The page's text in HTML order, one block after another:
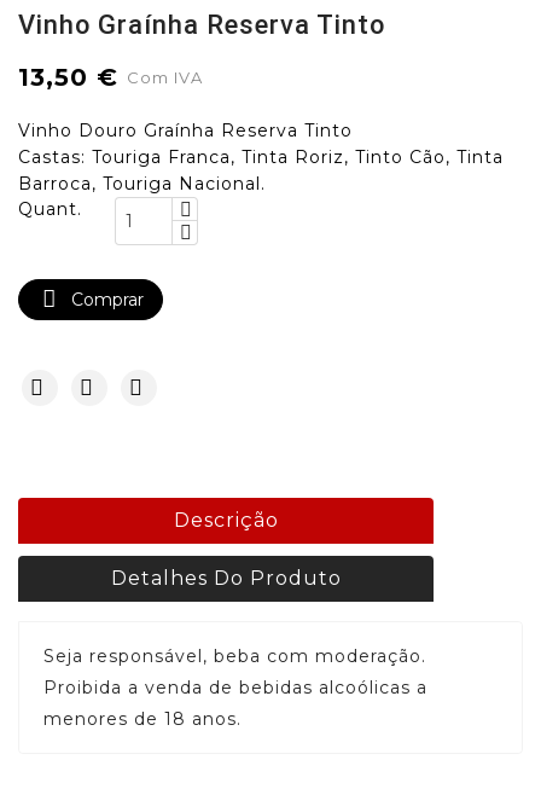
Vinho Graínha Reserva Tinto
13,50 € Com IVA
Vinho Douro Graínha Reserva Tinto
Castas: Touriga Franca, Tinta Roriz, Tinto Cão, Tinta
Barroca, Touriga Nacional.
Quant.
 Comprar
Descrição
Detalhes Do Produto
Seja responsável, beba com moderação.
Proibida a venda de bebidas alcoólicas a
menores de 18 anos.